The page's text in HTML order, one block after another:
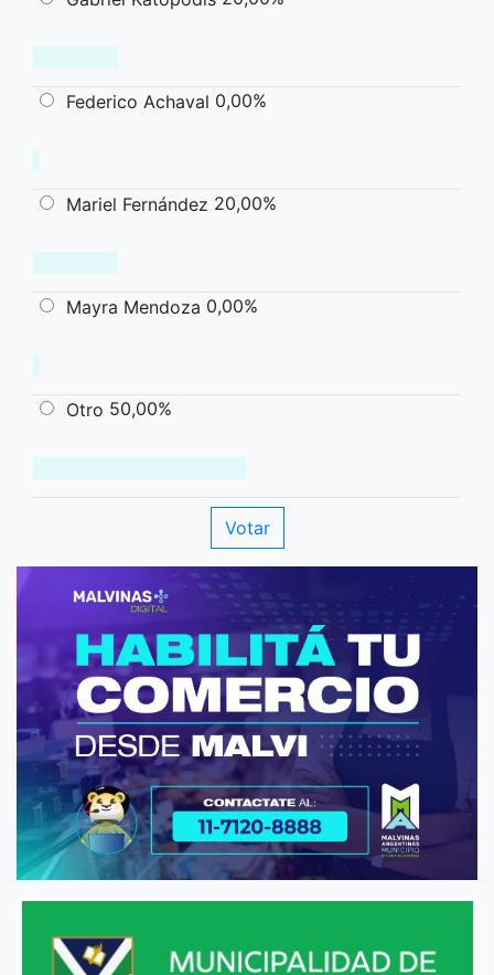
Federico Achaval 0,00%
Mariel Fernández 20,00%
Mayra Mendoza 0,00%
Otro 50,00%